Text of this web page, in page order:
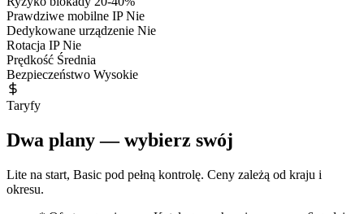
Prawdziwe mobilne IPNie
Dedykowane urządzenie Nie
Rotacja IPNie
Prędkość Średnia
Bezpieczeństwo Wysokie
Taryfy
Dwa plany — wybierz swój
Lite na start, Basic pod pełną kontrolę. Ceny zależą od kraju i
okresu.